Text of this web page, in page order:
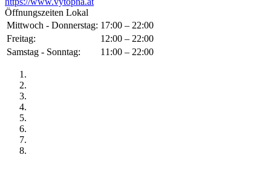
Öffnungszeiten Lokal
Mittwoch - Donnerstag: 17:00 – 22:00
Freitag:
12:00 – 22:00
Samstag - Sonntag:
11:00 – 22:00